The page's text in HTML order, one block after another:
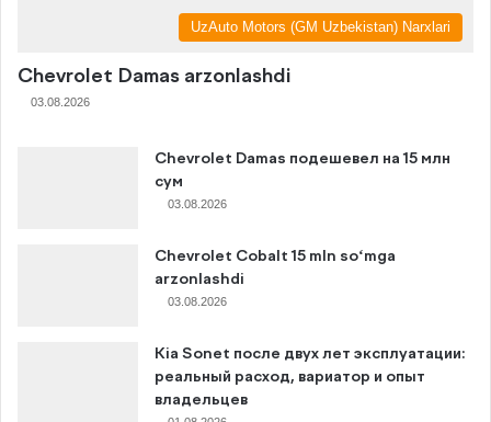
UzAuto Motors (GM Uzbekistan) Narxlari
Chevrolet Damas arzonlashdi
03.08.2026
Chevrolet Damas подешевел на 15 млн
сум
03.08.2026
Chevrolet Cobalt 15 mln so‘mga
arzonlashdi
03.08.2026
Kia Sonet после двух лет эксплуатации:
реальный расход, вариатор и опыт
владельцев